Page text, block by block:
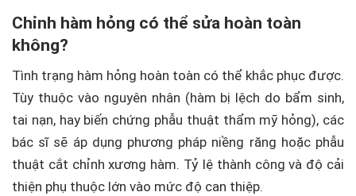
Chỉnh hàm hỏng có thể sửa hoàn toàn
không?
Tình trạng hàm hỏng hoàn toàn có thể khắc phục được.
Tùy thuộc vào nguyên nhân (hàm bị lệch do bẩm sinh,
tai nạn, hay biến chứng phẫu thuật thẩm mỹ hỏng), các
bác sĩ sẽ áp dụng phương pháp niềng răng hoặc phẫu
thuật cắt chỉnh xương hàm. Tỷ lệ thành công và độ cải
thiện phụ thuộc lớn vào mức độ can thiệp.